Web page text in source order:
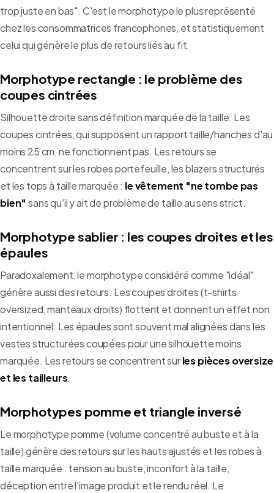
trop juste en bas". C'est le morphotype le plus représenté
chez les consommatrices francophones, et statistiquement
celui qui génère le plus de retours liés au fit.
Morphotype rectangle : le problème des
coupes cintrées
Silhouette droite sans définition marquée de la taille. Les
coupes cintrées, qui supposent un rapport taille/hanches d'au
moins 25 cm, ne fonctionnent pas. Les retours se
concentrent sur les robes portefeuille, les blazers structurés
et les tops à taille marquée : le vêtement "ne tombe pas
bien" sans qu'il y ait de problème de taille au sens strict.
Morphotype sablier : les coupes droites et les
épaules
Paradoxalement, le morphotype considéré comme "idéal"
génère aussi des retours. Les coupes droites (t-shirts
oversized, manteaux droits) flottent et donnent un effet non
intentionnel. Les épaules sont souvent mal alignées dans les
vestes structurées coupées pour une silhouette moins
marquée. Les retours se concentrent surles pièces oversize
et les tailleurs.
Morphotypes pomme et triangle inversé
Le morphotype pomme (volume concentré au buste et à la
taille) génère des retours sur les hauts ajustés et les robes à
taille marquée : tension au buste, inconfort à la taille,
déception entre l'image produit et le rendu réel. Le